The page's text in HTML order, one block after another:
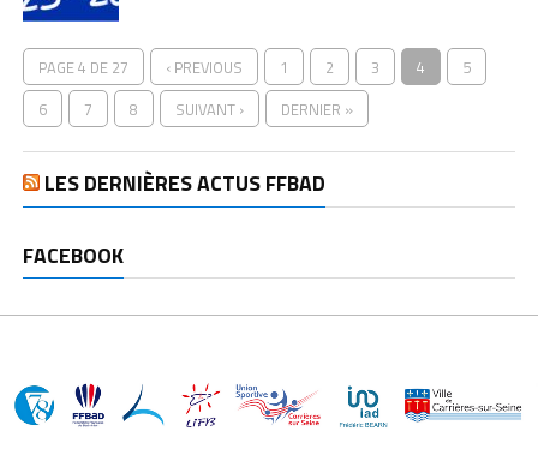
PAGE 4 DE 27 ‹ PREVIOUS 1 2 3 4
5
6
7 8 SUIVANT › DERNIER »
LES DERNIÈRES ACTUS FFBAD
FACEBOOK